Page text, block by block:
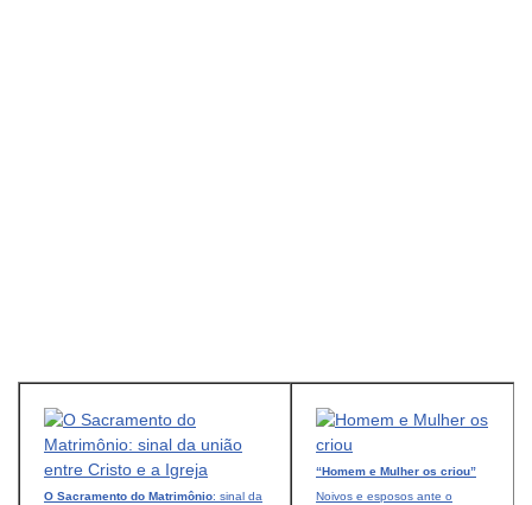
O Sacramento do Matrimônio: sinal da
“Homem e Mulher os criou”
Noivos e esposos ante o